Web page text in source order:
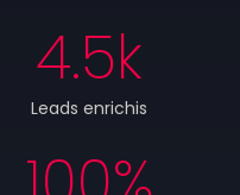
Leads enrichis
4.5k